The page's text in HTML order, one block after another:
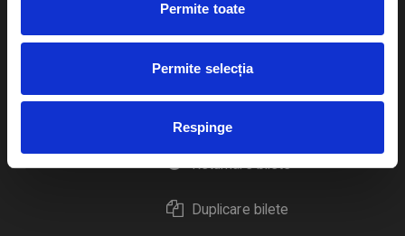
Permite toate
Permite selecția
Respinge
eBilet printat acasa
Livrare prin curier
Returnare bilete
Duplicare bilete
Sport
Cultura